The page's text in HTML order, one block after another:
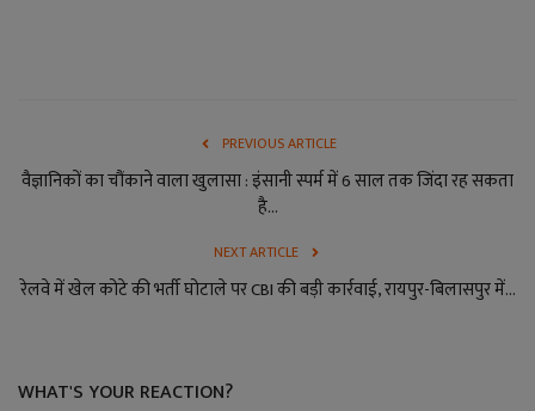
PREVIOUS ARTICLE
वैज्ञानिकों का चौंकाने वाला खुलासा : इंसानी स्पर्म में 6 साल तक जिंदा रह सकता
है...
NEXT ARTICLE
रेलवे में खेल कोटे की भर्ती घोटाले पर CBI की बड़ी कार्रवाई, रायपुर-बिलासपुर में...
WHAT'S YOUR REACTION?